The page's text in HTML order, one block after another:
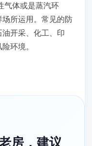
气体或是蒸汽环
所运用。常见的防
开采、化工、印
环境。
房，建议